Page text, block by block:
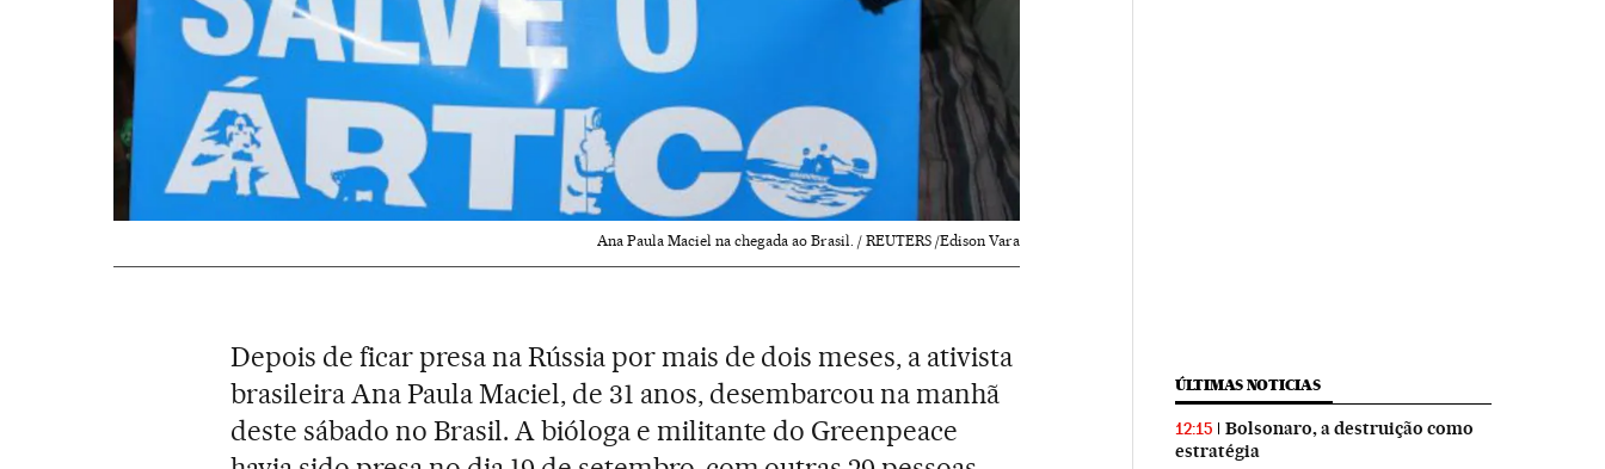
Ana Paula Maciel na chegada ao Brasil. / REUTERS /Edison Vara
Depois de ficar presa na Rússia por mais de dois meses, a ativista
brasileira Ana Paula Maciel, de 31 anos, desembarcou na manhã
deste sábado no Brasil. A bióloga e militante do Greenpeace
ÚLTIMAS NOTICIAS
12:15
Bolsonaro, a destruição como
estratégia